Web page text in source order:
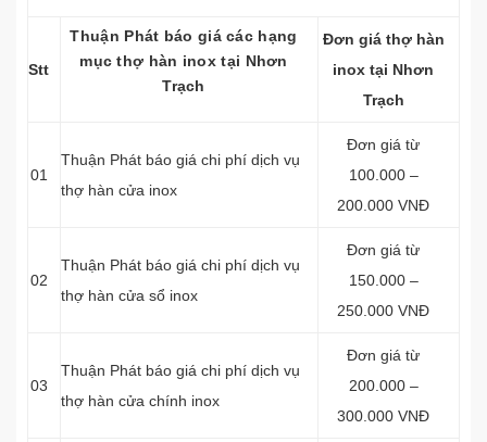
Stt
Thuận Phát báo giá các hạng
mục thợ hàn inox tại Nhơn
Trạch
Đơn giá thợ hàn
inox tại Nhơn
Trạch
01
Thuận Phát báo giá chi phí dịch vụ
thợ hàn cửa inox
Đơn giá từ
100.000 –
200.000 VNĐ
02
Thuận Phát báo giá chi phí dịch vụ
thợ hàn cửa sổ inox
Đơn giá từ
150.000 –
250.000 VNĐ
03
Thuận Phát báo giá chi phí dịch vụ
thợ hàn cửa chính inox
Đơn giá từ
200.000 –
300.000 VNĐ